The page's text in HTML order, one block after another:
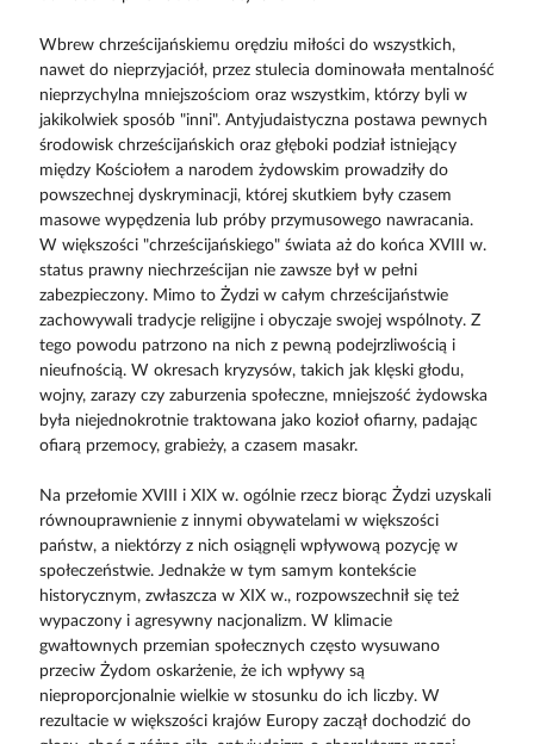
Wbrew chrześcijańskiemu orędziu miłości do wszystkich,
nawet do nieprzyjaciół, przez stulecia dominowała mentalność
nieprzychylna mniejszościom oraz wszystkim, którzy byli w
jakikolwiek sposób "inni". Antyjudaistyczna postawa pewnych
środowisk chrześcijańskich oraz głęboki podział istniejący
między Kościołem a narodem żydowskim prowadziły do
powszechnej dyskryminacji, której skutkiem były czasem
masowe wypędzenia lub próby przymusowego nawracania.
W większości "chrześcijańskiego" świata aż do końca XVIII w.
status prawny niechrześcijan nie zawsze był w pełni
zabezpieczony. Mimo to Żydzi w całym chrześcijaństwie
zachowywali tradycje religijne i obyczaje swojej wspólnoty. Z
tego powodu patrzono na nich z pewną podejrzliwością i
nieufnością. W okresach kryzysów, takich jak klęski głodu,
wojny, zarazy czy zaburzenia społeczne, mniejszość żydowska
była niejednokrotnie traktowana jako kozioł ofiarny, padając
ofiarą przemocy, grabieży, a czasem masakr.
Na przełomie XVIII i XIX w. ogólnie rzecz biorąc Żydzi uzyskali
równouprawnienie z innymi obywatelami w większości
państw, a niektórzy z nich osiągnęli wpływową pozycję w
społeczeństwie. Jednakże w tym samym kontekście
historycznym, zwłaszcza w XIX w., rozpowszechnił się też
wypaczony i agresywny nacjonalizm. W klimacie
gwałtownych przemian społecznych często wysuwano
przeciw Żydom oskarżenie, że ich wpływy są
nieproporcjonalnie wielkie w stosunku do ich liczby. W
rezultacie w większości krajów Europy zaczął dochodzić do